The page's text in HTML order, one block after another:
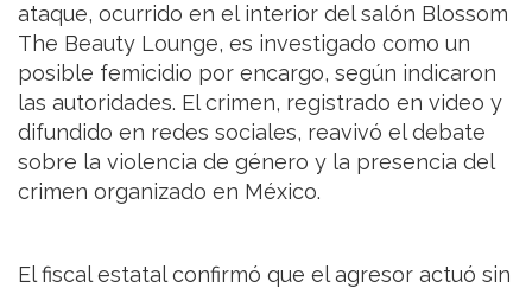
ataque, ocurrido en el interior del salón Blossom
The Beauty Lounge, es investigado como un
posible femicidio por encargo, según indicaron
las autoridades. El crimen, registrado en video y
difundido en redes sociales, reavivó el debate
sobre la violencia de género y la presencia del
crimen organizado en México.
El fiscal estatal confirmó que el agresor actuó sin